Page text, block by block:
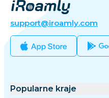
support@iroamly.com
Popularne kraje